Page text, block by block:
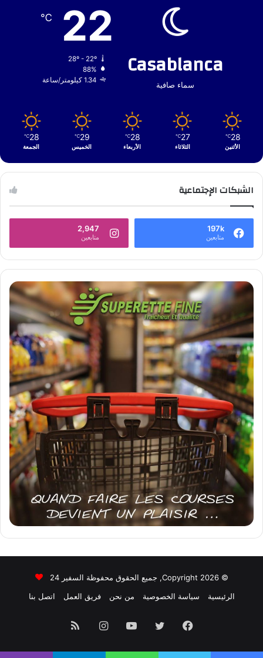
Casablanca
سماء صافية
22
℃
28º - 22º
88%
1.34 كيلومتر/ساعة
28
℃
الأثنين
27
℃
الثلاثاء
28
℃
الأربعاء
29
℃
الخميس
28
℃
الجمعة
الشبكات الإجتماعية
197k
متابعين
2,947
متابعين
© Copyright 2026, جميع الحقوق محفوظة السفير 24
الرئيسية
سياسة الخصوصية من نحن فريق العمل اتصل بنا
فيسبوك تويتر يوتيوبانستقرامملخص
الموقع